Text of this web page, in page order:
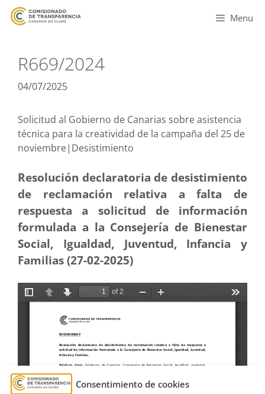
Consentimiento de cookies
Menu
R669/2024
04/07/2025
Solicitud al Gobierno de Canarias sobre asistencia
técnica para la creatividad de la campaña del 25 de
noviembre|Desistimiento
Resolución declaratoria de desistimiento
de reclamación relativa a falta de
respuesta a solicitud de información
formulada a la Consejería de Bienestar
Social, Igualdad, Juventud, Infancia y
Familias (27-02-2025)